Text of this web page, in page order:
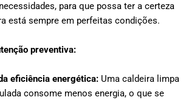
para que possa ter a certeza
está sempre em perfeitas condições.
preventiva:
eficiência energética: Uma caldeira limpa
consome menos energia, o que se